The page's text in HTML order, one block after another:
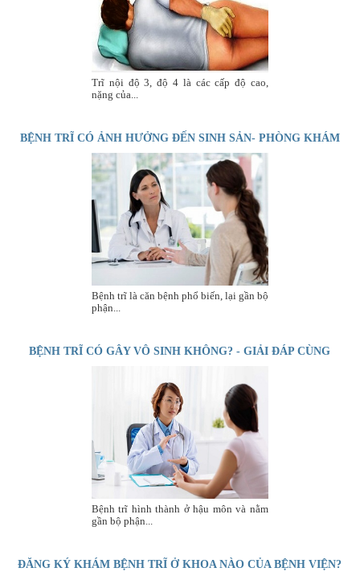
Trĩ nội độ 3, độ 4 là các cấp độ cao,
nặng của...
BỆNH TRĨ CÓ ẢNH HƯỞNG ĐẾN SINH SẢN- PHÒNG KHÁM
THÁI HÀ TRẢ LỜI
Bệnh trĩ là căn bệnh phổ biến, lại gần bộ
phận...
BỆNH TRĨ CÓ GÂY VÔ SINH KHÔNG? - GIẢI ĐÁP CÙNG
CHUYÊN GIA
Bệnh trĩ hình thành ở hậu môn và nằm
gần bộ phận...
ĐĂNG KÝ KHÁM BỆNH TRĨ Ở KHOA NÀO CỦA BỆNH VIỆN?